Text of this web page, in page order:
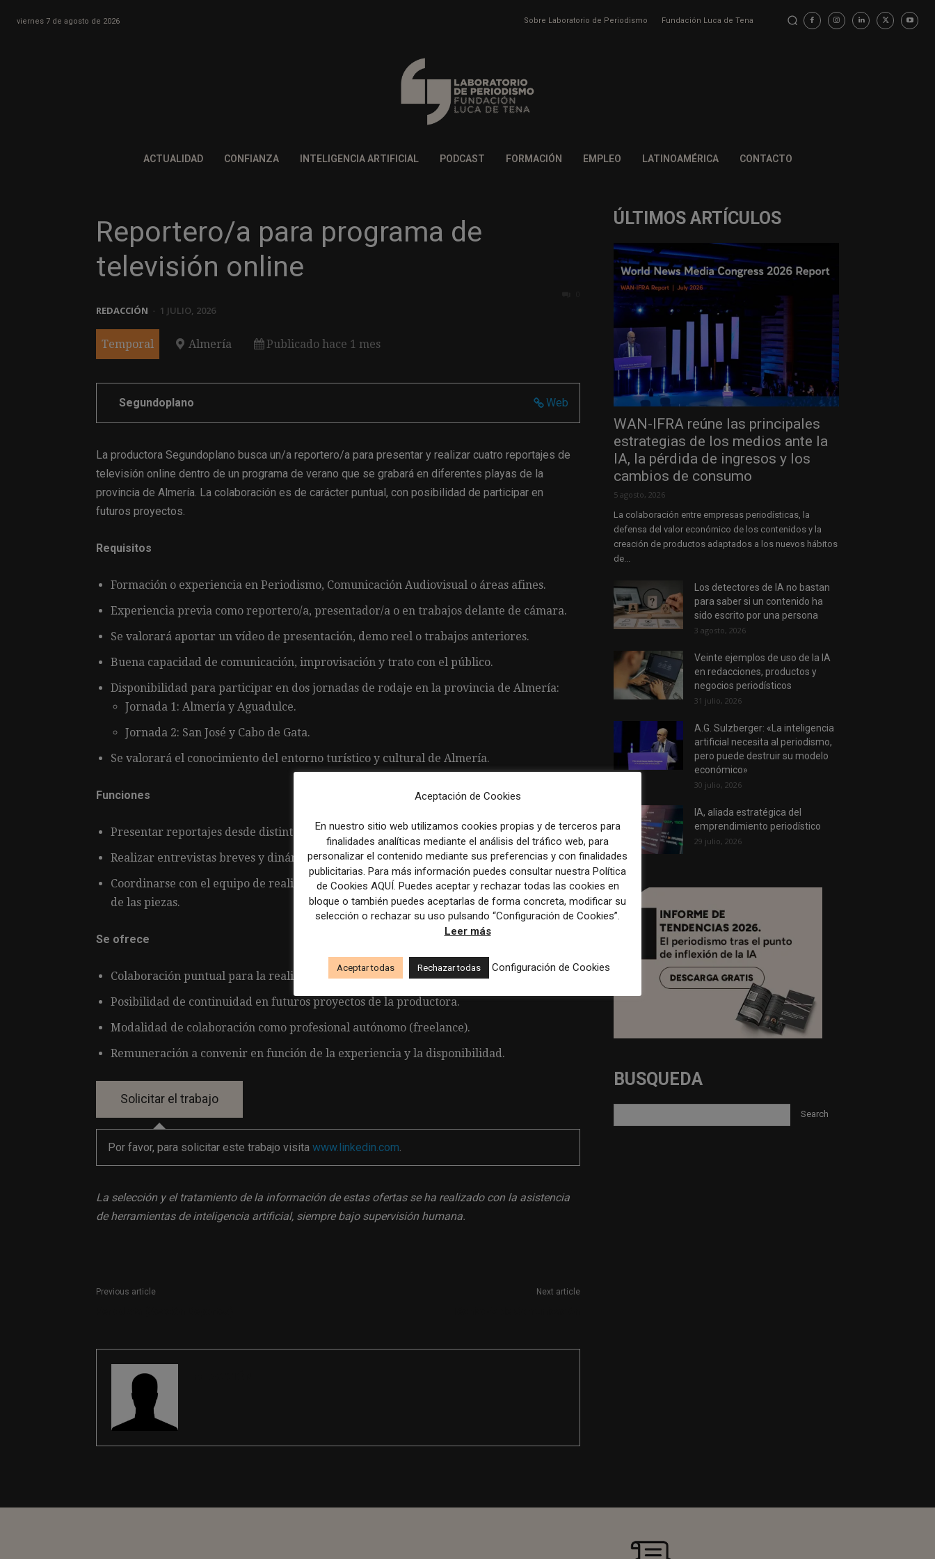
viernes 7 de agosto de 2026 Sobre Laboratorio de Periodismo Fundación Luca de Tena
ACTUALIDAD CONFIANZA INTELIGENCIA ARTIFICIAL PODCAST FORMACIÓN EMPLEO LATINOAMÉRICA CONTACTO
Reportero/a para programa de
televisión online
REDACCIÓN 1 JULIO, 2026
Temporal Almería Publicado hace 1 mes
Web
Segundoplano
La productora Segundoplano busca un/a reportero/a para presentar y realizar cuatro reportajes de
televisión online dentro de un programa de verano que se grabará en diferentes playas de la
provincia de Almería. La colaboración es de carácter puntual, con posibilidad de participar en
futuros proyectos.
Requisitos
Formación o experiencia en Periodismo, Comunicación Audiovisual o áreas afines.
Experiencia previa como reportero/a, presentador/a o en trabajos delante de cámara.
Se valorará aportar un vídeo de presentación, demo reel o trabajos anteriores.
Buena capacidad de comunicación, improvisación y trato con el público.
Disponibilidad para participar en dos jornadas de rodaje en la provincia de Almería:
Jornada 1: Almería y Aguadulce.
Jornada 2: San José y Cabo de Gata.
Se valorará el conocimiento del entorno turístico y cultural de Almería.
Funciones
Presentar reportajes desde distintas localizaciones de playa.
Realizar entrevistas breves y dinámicas a los veraneantes.
Coordinarse con el equipo de realización y cámara para garantizar el ritmo y la calidad
de las piezas.
Se ofrece
Colaboración puntual para la realización de cuatro reportajes.
Posibilidad de continuidad en futuros proyectos de la productora.
Modalidad de colaboración como profesional autónomo (freelance).
Remuneración a convenir en función de la experiencia y la disponibilidad.
Por favor, para solicitar este trabajo visita www.linkedin.com
La selección y el tratamiento de la información de estas ofertas se ha realizado con la asistencia
de herramientas de inteligencia artificial, siempre bajo supervisión humana.
Previous article Next article
ÚLTIMOS ARTÍCULOS
WAN-IFRA reúne las principales
estrategias de los medios ante la
IA, la pérdida de ingresos y los
cambios de consumo
5 agosto, 2026
La colaboración entre empresas periodísticas, la
defensa del valor económico de los contenidos y la
creación de productos adaptados a los nuevos hábitos
de...
Los detectores de IA no bastan
para saber si un contenido ha
sido escrito por una persona
3 agosto, 2026
Veinte ejemplos de uso de la IA
en redacciones, productos y
negocios periodísticos
31 julio, 2026
A.G. Sulzberger: «La inteligencia
artificial necesita al periodismo,
pero puede destruir su modelo
económico»
30 julio, 2026
IA, aliada estratégica del
emprendimiento periodístico
29 julio, 2026
BUSQUEDA
Aceptación de Cookies
En nuestro sitio web utilizamos cookies propias y de terceros para
finalidades analíticas mediante el análisis del tráfico web, para
personalizar el contenido mediante sus preferencias y con finalidades
publicitarias. Para más información puedes consultar nuestra Política
de Cookies AQUÍ. Puedes aceptar y rechazar todas las cookies en
bloque o también puedes aceptarlas de forma concreta, modificar su
selección o rechazar su uso pulsando “Configuración de Cookies”.
Leer más
Aceptar todas Rechazar todas Configuración de Cookies